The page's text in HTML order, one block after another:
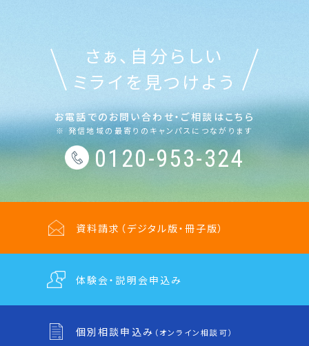
最寄りのキャンパス（ご相談窓口）
よくある質問
さぁ、自分らしい
ミライを見つけよう
お電話でのお問い合わせ・ご相談はこちら
※ 発信地域の最寄りのキャンパスにつながります
0120-953-324
資料請求 （デジタル版・冊子版）
体験会・説明会申込み
個別相談申込み （オンライン相談可）